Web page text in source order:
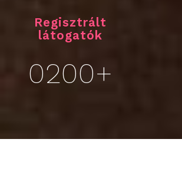
Regisztrált
látogatók
0200+